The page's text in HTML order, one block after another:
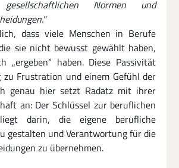
gesellschaftlichen Normen und
dass viele Menschen in Berufe
sie nicht bewusst gewählt haben,
„ergeben“ haben. Diese Passivität
Frustration und einem Gefühl der
genau hier setzt Radatz mit ihrer
an: Der Schlüssel zur beruflichen
darin, die eigene berufliche
gestalten und Verantwortung für die
zu übernehmen.